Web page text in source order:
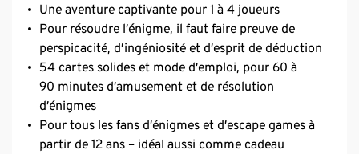
Une aventure captivante pour 1 à 4 joueurs
Pour résoudre l’énigme, il faut faire preuve de
perspicacité, d’ingéniosité et d’esprit de déduction
54 cartes solides et mode d’emploi, pour 60 à
90 minutes d’amusement et de résolution
d’énigmes
Pour tous les fans d’énigmes et d’escape games à
partir de 12 ans – idéal aussi comme cadeau